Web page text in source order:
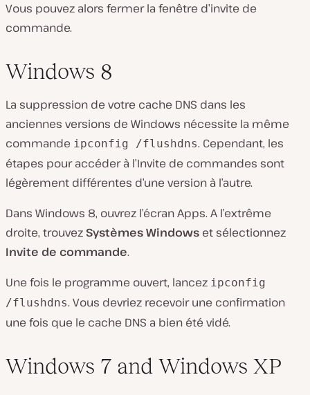
Vous pouvez alors fermer la fenêtre d’invite de
commande.
Windows 8
La suppression de votre cache DNS dans les
anciennes versions de Windows nécessite la même
commande ipconfig /flushdns. Cependant, les
étapes pour accéder à l’Invite de commandes sont
légèrement différentes d’une version à l’autre.
Dans Windows 8, ouvrez l’écranApps. A l’extrême
droite, trouvez Systèmes Windows et sélectionnez
Invite de commande.
Une fois le programme ouvert, lancez ipconfig
/flushdns. Vous devriez recevoir une confirmation
une fois que le cache DNS a bien été vidé.
Windows 7 and Windows XP